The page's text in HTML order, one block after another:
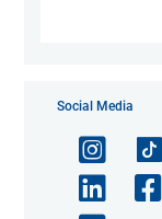
Social Media